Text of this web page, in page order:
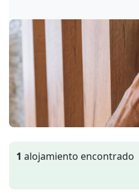
1 alojamiento encontrado